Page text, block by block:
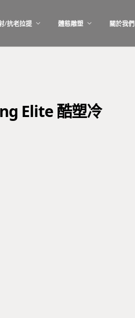
/抗老拉提 體態雕塑 關於我們
Elite 酷塑冷